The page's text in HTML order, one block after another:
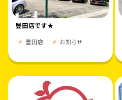
豊田店です★
豊田店 お知らせ